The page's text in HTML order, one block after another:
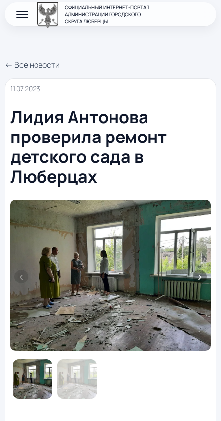
ОФИЦИАЛЬНЫЙ ИНТЕРНЕТ-ПОРТАЛ
АДМИНИСТРАЦИИ ГОРОДСКОГО
ОКРУГА ЛЮБЕРЦЫ
← Все новости
11.07.2023
Лидия Антонова
проверила ремонт
детского сада в
Люберцах